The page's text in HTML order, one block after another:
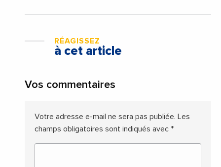
RÉAGISSEZ
à cet article
Vos commentaires
Votre adresse e-mail ne sera pas publiée. Les
champs obligatoires sont indiqués avec *